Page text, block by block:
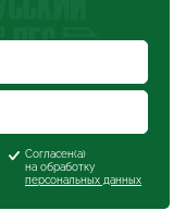
Согласен(а)
на обработку
персональных данных